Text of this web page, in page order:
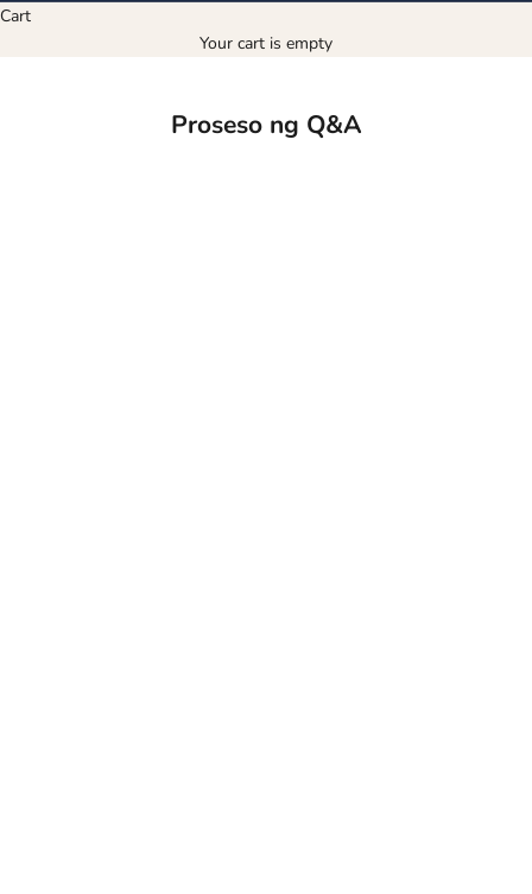
Cart
Your cart is empty
Proseso ng Q&A